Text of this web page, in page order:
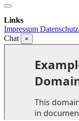
Links
Impressum Datenschutz
Chat
×